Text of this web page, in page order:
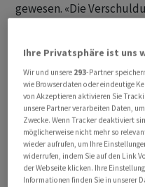
gewesen. «Die
selbst helfen und
Schuldenbremse ist ein
Ihre Privatsphäre ist uns
Wir und unsere 293-Partner
wie Browserdaten oder eindeutige
von Akzeptieren aktivieren Sie
unsere Partner verarbeiten Daten,
Zwecke. Wenn Tracker deaktiviert
möglicherweise nicht mehr so
wieder aufrufen, um Ihre
widerrufen, indem Sie auf den Link
der Webseite klicken. Ihre
Informationen finden Sie in unserer